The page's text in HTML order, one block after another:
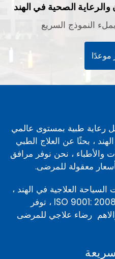
الصحية في الهند
موعدًا
رعاية طبية بمستوى عالمي
، بحثًا عن العلاج الطبي
والأطباء ، نحن نوفر مرافق
معقولة للمرضى.
العلاجية في الهند ،
كيورانديا هي مؤسسة معتمدة ISO 9001: 2008 ، توفر
رضاء علاجي للمرضى